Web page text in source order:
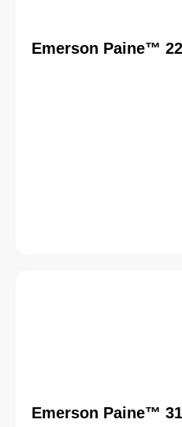
Emerson Paine™
Emerson Paine™